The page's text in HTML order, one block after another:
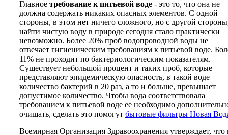
Главное требование к питьевой воде - это то, что она не
должна содержать никаких опасных элементов. С одной
стороны, в этом нет ничего сложного, но с другой
найти чистую воду в природе сегодня стало практически
невозможно. Более 20% проб водопроводной воды не
отвечает гигиеническим требованиям к питьевой воде.
11% не проходит по бактериологическим показателям.
Существует небольшой процент и таких проб, которые
представляют эпидемическую опасность, в такой воде
количество бактерий в 20 раз, а то и больше, превышает
допустимое количество. Чтобы вода соответствовала
требованием к питьевой воде ее необходимо
очищать, сделать это помогут бытовые фильтры Новая
Всемирная Организация Здравоохранения утверждает, что